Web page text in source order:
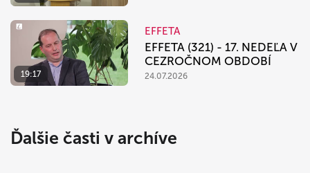
19:17
EFFETA
EFFETA (321) - 17. NEDEĽA V
CEZROČNOM OBDOBÍ
24.07.2026
Ďalšie časti v archíve